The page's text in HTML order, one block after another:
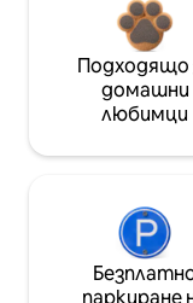
Подходящо
домашни
любимци
паркиране